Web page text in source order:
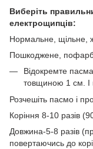
Виберіть
електрощипців:
Нормальне, щільне,
Пошкоджене,
Відокремте
товщиною 1 см.
Розчешіть пасмо і
Коріння 8-10 разів
Довжина-5-8 разів
повертаючись до